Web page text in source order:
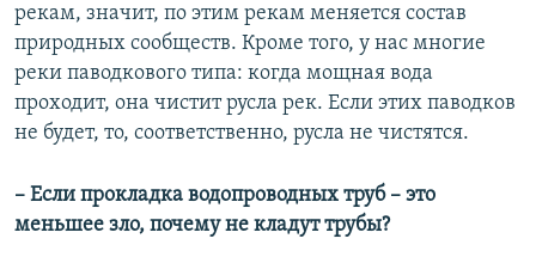
рекам, значит, по этим рекам меняется состав
природных сообществ. Кроме того, у нас многие
реки паводкового типа: когда мощная вода
проходит, она чистит русла рек. Если этих паводков
не будет, то, соответственно, русла не чистятся.
– Если прокладка водопроводных труб – это
меньшее зло, почему не кладут трубы?